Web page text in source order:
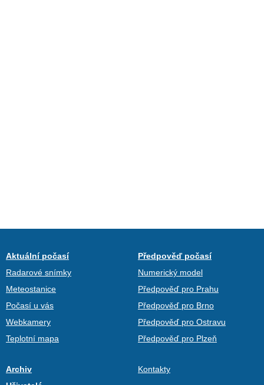
Aktuální počasí
Radarové snímky
Meteostanice
Počasí u vás
Webkamery
Teplotní mapa
Předpověď počasí
Numerický model
Předpověď pro Prahu
Předpověď pro Brno
Předpověď pro Ostravu
Předpověď pro Plzeň
Archiv
Kontakty